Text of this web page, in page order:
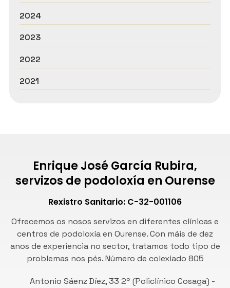
2024
2023
2022
2021
Enrique José García Rubira,
servizos de podoloxía en Ourense
Rexistro Sanitario: C-32-001106
Ofrecemos os nosos servizos en diferentes clínicas e
centros de podoloxía en Ourense. Con máis de dez
anos de experiencia no sector, tratamos todo tipo de
problemas nos pés. Número de colexiado 805
Antonio Sáenz Díez, 33 2º (Policlínico Cosaga) -